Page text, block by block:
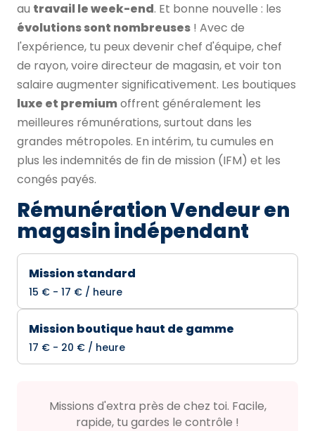
au travail le week-end. Et bonne nouvelle : les
évolutions sont nombreuses ! Avec de
l'expérience, tu peux devenir chef d'équipe, chef
de rayon, voire directeur de magasin, et voir ton
salaire augmenter significativement. Les boutiques
luxe et premiumoffrent généralement les
meilleures rémunérations, surtout dans les
grandes métropoles. En intérim, tu cumules en
plus les indemnités de fin de mission (IFM) et les
congés payés.
Rémunération Vendeur en
magasin indépendant
Mission standard
15 € - 17 € / heure
Mission boutique haut de gamme
17 € - 20 € / heure
Missions d'extra près de chez toi. Facile,
rapide, tu gardes le contrôle !